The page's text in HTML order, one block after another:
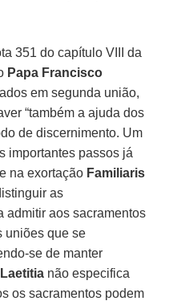
351 do capítulo VIII da
Papa Francisco
em segunda união,
“também a ajuda dos
de discernimento. Um
importantes passos já
na exortação Familiaris
as
admitir aos sacramentos
uniões que se
se de manter
não especifica
os sacramentos podem